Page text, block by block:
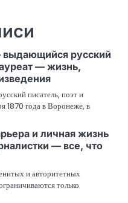
русский
— жизнь,
писатель, поэт и
1870 года в Воронеже, в
и личная жизнь
— все, что
и авторитетных
только